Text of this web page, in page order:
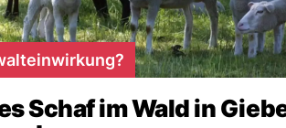
Schaf im Wald in